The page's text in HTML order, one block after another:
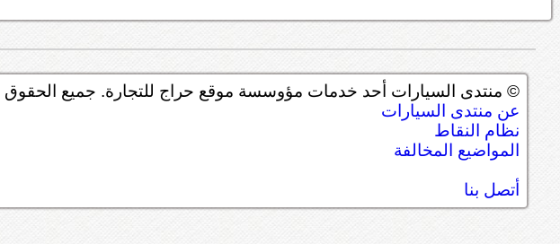
© منتدى السيارات أحد خدمات مؤوسسة موقع حراج للتجارة. جميع
عن منتدى السيارات
نظام النقاط
المواضيع المخالفة
أتصل بنا